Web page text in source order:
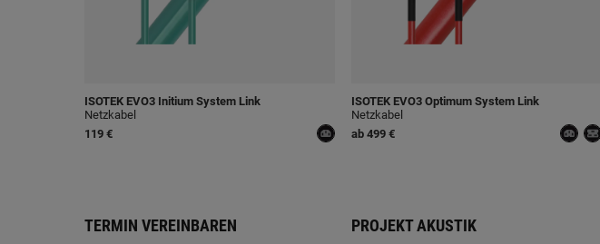
ISOTEK EVO3 Initium System Link
Netzkabel
119 €
ISOTEK EVO3 Optimum System Link
Netzkabel
ab 499 €
TERMIN VEREINBAREN PROJEKT AKUSTIK